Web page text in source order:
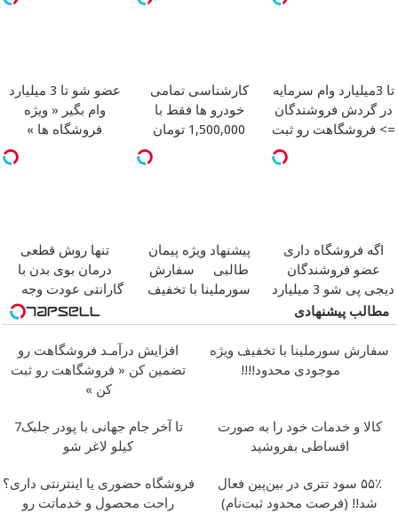
تا 3میلیارد وام سرمایه
در گردش فروشندگان
=> فروشگاهت رو ثبت
کارشناسی تمامی
خودرو ها فقط با
1,500,000 تومان
عضو شو تا 3 میلیارد
وام بگیر « ویژه
فروشگاه ها »
اگه فروشگاه داری
عضو فروشندگان
دیجی پی شو 3 میلیارد
وام بگیر
پیشنهاد ویژه پیمان
طالبی
سفارش
سورملینا با تخفیف
تنها روش قطعی
درمان بوی بدن با
گارانتی عودت وجه
همین الان ببین
مطالب پیشنهادی
سفارش سورملینا با تخفیف ویژه
موجودی محدود!!!!
افزایش درآمـد فروشگاهت رو
تضمین کن « فروشگاهت رو ثبت
کن »
کالا و خدمات خود را به صورت
اقساطی بفروشید
تا آخر جام جهانی با پودر جلبک7
کیلو لاغر شو
۵۵٪ سود تتری در بین‌پین فعال
شد!! (فرصت محدود ثبت‌نام)
فروشگاه حضوری یا اینترنتی داری؟
راحت محصول و خدماتت رو